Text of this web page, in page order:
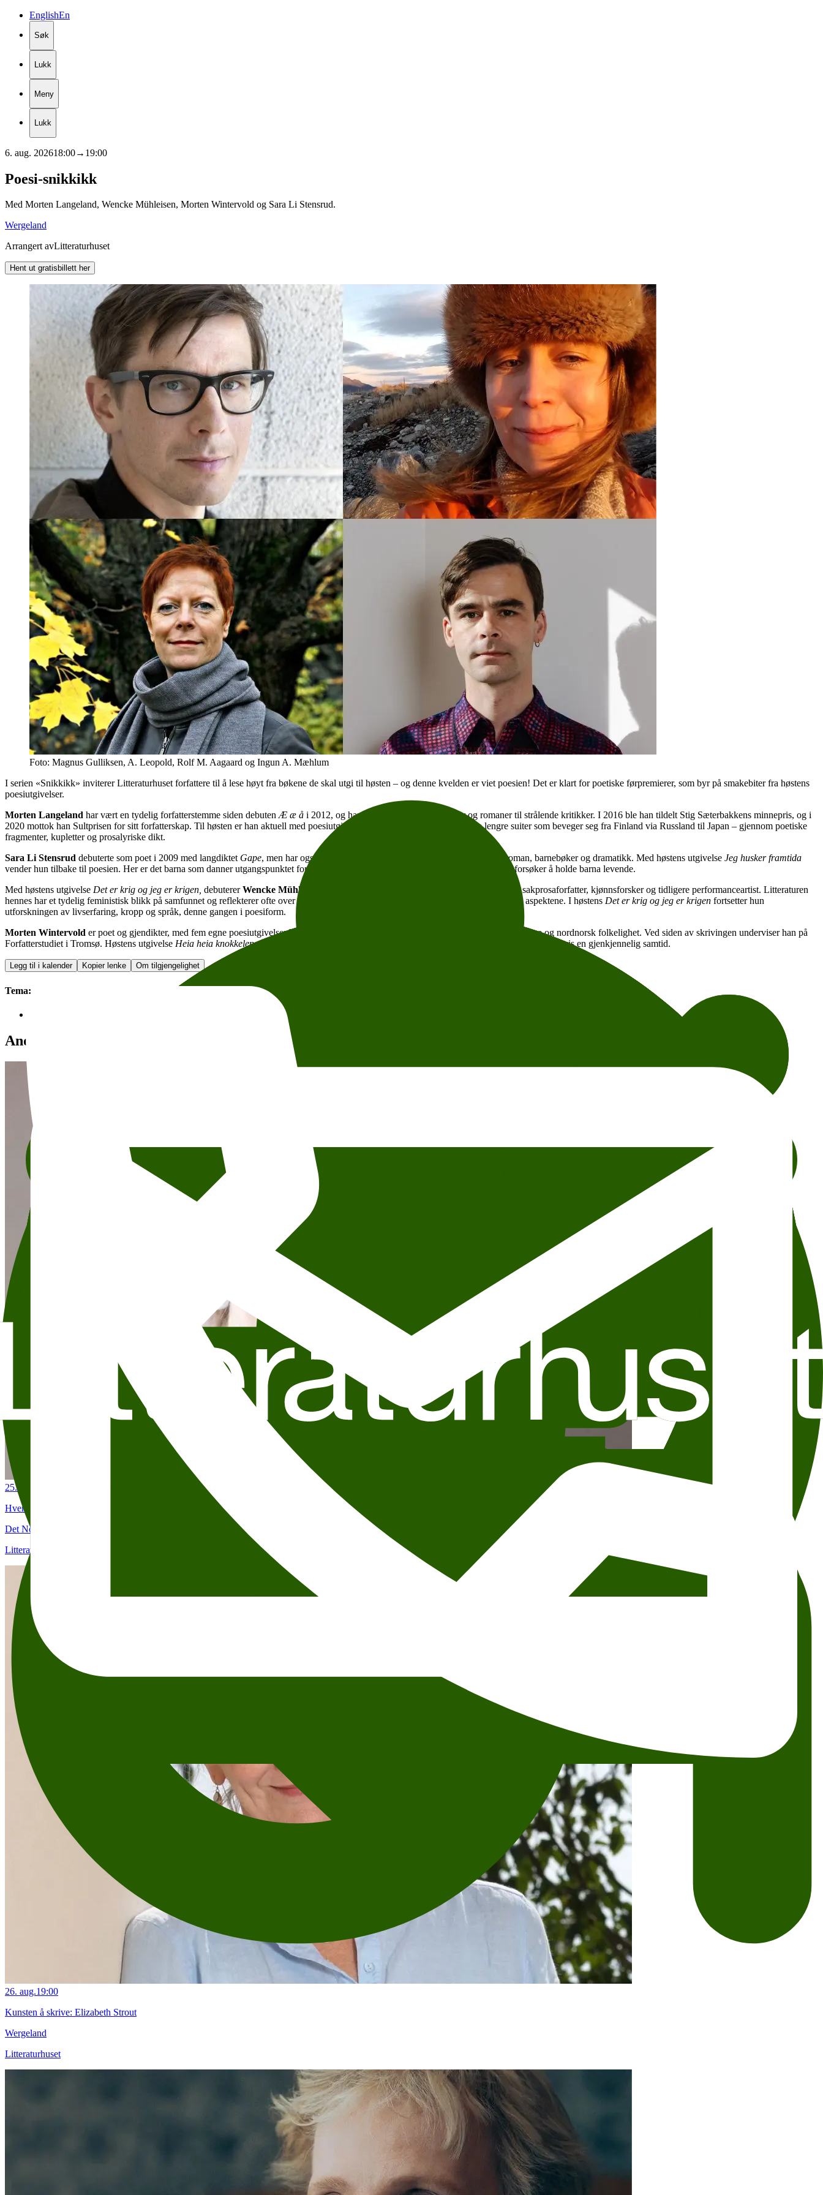
EnglishEn
Søk
Lukk
Meny
Lukk
6. aug. 202618:00→ 19:00
Poesi-snikkikk
Med Morten Langeland, Wencke Mühleisen, Morten Wintervold og Sara Li Stensrud.
Wergeland
Arrangert avLitteraturhuset
Hent ut gratisbillett her
Foto: Magnus Gulliksen, A. Leopold, Rolf M. Aagaard og Ingun A. Mæhlum
I serien «Snikkikk» inviterer Litteraturhuset forfattere til å lese høyt fra bøkene de skal utgi til høsten – og denne kvelden er viet poesien! Det er klart for poetiske førpremierer, som byr på smakebiter fra høstens
poesiutgivelser.
Morten Langeland har vært en tydelig forfatterstemme siden debutenÆ æ å i 2012, og har skrevet både diktsamlinger og romaner til strålende kritikker. I 2016 ble han tildelt Stig Sæterbakkens minnepris, og i
2020 mottok han Sultprisen for sitt forfatterskap. Til høsten er han aktuell med poesiutgivelsen
, som består av tre lengre suiter som beveger seg fra Finland via Russland til Japan – gjennom poetiske
fragmenter, kupletter og prosalyriske dikt.
Sara Li Stensrud debuterte som poet i 2009 med langdiktet Gape, men har også utgitt bøker i mange andre sjangere, blant annet roman, barnebøker og dramatikk. Med høstens utgivelse Jeg husker framtida
vender hun tilbake til poesien. Her er det barna som danner utgangspunktet for teksten, en regle om barn, et minne om framtida som forsøker å holde barna levende.
Med høstens utgivelse Det er krig og jeg er krigen, debutererWencke Mühleisen
som poet. Ellers er Mühleisen kjent som roman- og sakprosaforfatter, kjønnsforsker og tidligere performanceartist. Litteraturen
hennes har et tydelig feministisk blikk på samfunnet og reflekterer ofte over spesifikt kvinnelige erfaringer, spesielt de mest tabubelagte aspektene. I høstens Det er krig og jeg er krigen fortsetter hun
utforskningen av livserfaring, kropp og språk, denne gangen i poesiform.
Morten Wintervold er poet og gjendikter, med fem egne poesiutgivelser bak seg, kjennetegnet av en særegen blanding av høymodernisme og nordnorsk folkelighet. Ved siden av skrivingen underviser han på
Forfatterstudiet i Tromsø. Høstens utgivelse Heia heia knokkelener slentrende strukturert rundt en arkeologisk utgraving, og nærmer seg på ulikt vis en gjenkjennelig samtid.
Legg til i kalender Kopier lenke Om tilgjengelighet
Tema:
Andre anbefalte arrangementer
25. aug.
Hverdagsheltene: Elizabeth Strout
Det Norske Teatret (Kristian IVs gate 8)
Litteraturhuset
26. aug.19:00
Kunsten å skrive: Elizabeth Strout
Wergeland
Litteraturhuset